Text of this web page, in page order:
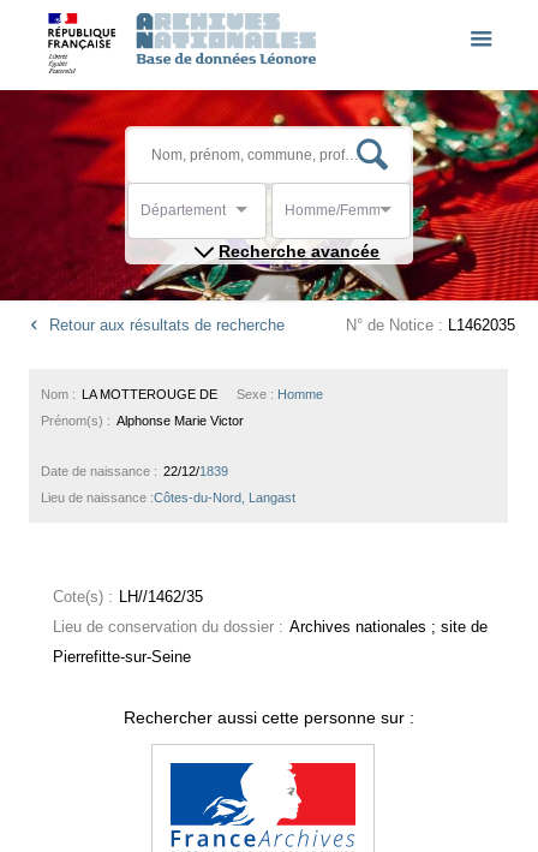
Département Homme/Femme
Recherche avancée
Retour aux résultats de recherche N° de Notice : L1462035
Sexe : Homme
Nom : LA MOTTEROUGE DE
Prénom(s) : Alphonse Marie Victor
Date de naissance : 22/12/1839
Lieu de naissance :Côtes-du-Nord, Langast
Cote(s) : LH//1462/35
Lieu de conservation du dossier : Archives nationales ; site de
Pierrefitte-sur-Seine
Rechercher aussi cette personne sur :